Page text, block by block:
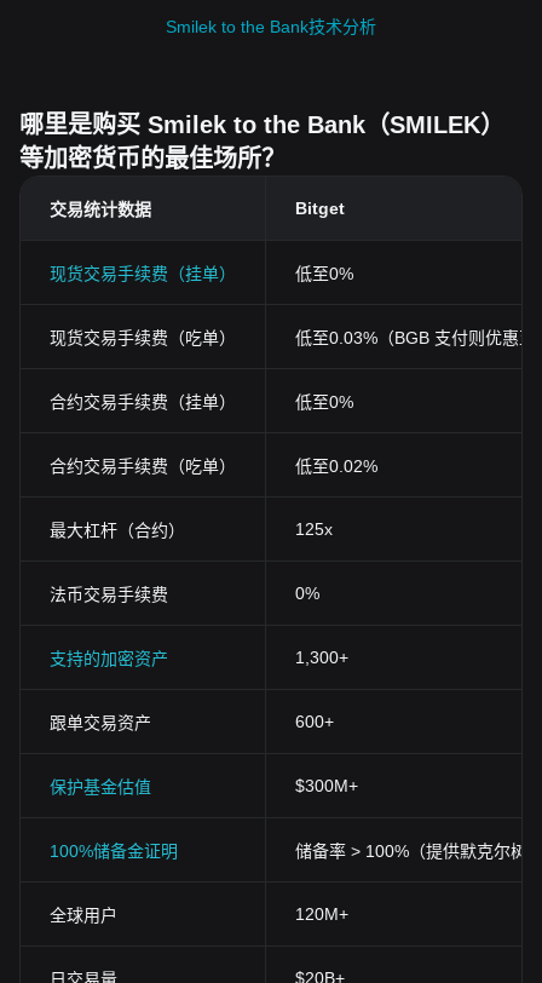
Smilek to the Bank技术分析
哪里是购买 Smilek to the Bank（SMILEK）
等加密货币的最佳场所？
交易统计数据 Bitget
现货交易手续费（挂单） 低至0%
现货交易手续费（吃单） 低至0.03%（BGB 支付则优惠至
合约交易手续费（挂单） 低至0%
合约交易手续费（吃单） 低至0.02%
最大杠杆（合约） 125x
法币交易手续费 0%
支持的加密资产 1,300+
跟单交易资产 600+
保护基金估值 $300M+
100%储备金证明 储备率 > 100%（提供默克尔树
全球用户 120M+
$20B+